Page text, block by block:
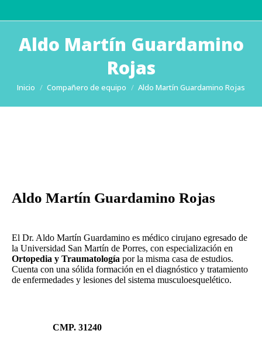
Aldo Martín Guardamino
Rojas
Estás aquí:
Inicio Compañero de equipo Aldo Martín Guardamino Rojas
Aldo Martín Guardamino Rojas
El Dr. Aldo Martín Guardamino es médico cirujano egresado de
la Universidad San Martín de Porres, con especialización en
Ortopedia y Traumatología por la misma casa de estudios.
Cuenta con una sólida formación en el diagnóstico y tratamiento
de enfermedades y lesiones del sistema musculoesquelético.
CMP. 31240